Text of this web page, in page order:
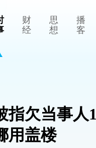
财
经
思
想
播
客
指欠当事人
用盖楼